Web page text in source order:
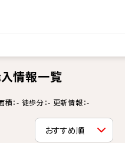
情報一覧
堺市堺区 価格：- 間取り：- 築年：- 専有面積：- 徒歩分：- 更新情報：-